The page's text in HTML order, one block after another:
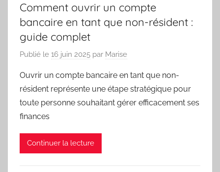
Comment ouvrir un compte
bancaire en tant que non-résident :
guide complet
Publié le 16 juin 2025 par Marise
Ouvrir un compte bancaire en tant que non-
résident représente une étape stratégique pour
toute personne souhaitant gérer efficacement ses
finances
Continuer la lecture